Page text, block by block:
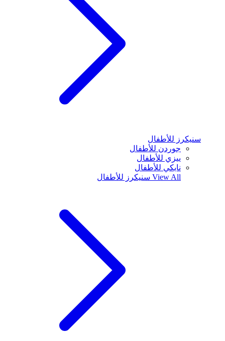
سنيكرز للأطفال
جوردن للأطفال
ييزي للأطفال
نايكي للأطفال
View All سنيكرز للأطفال